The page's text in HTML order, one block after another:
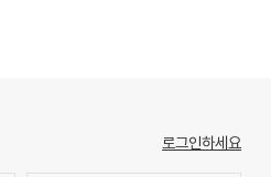
로그인하세요